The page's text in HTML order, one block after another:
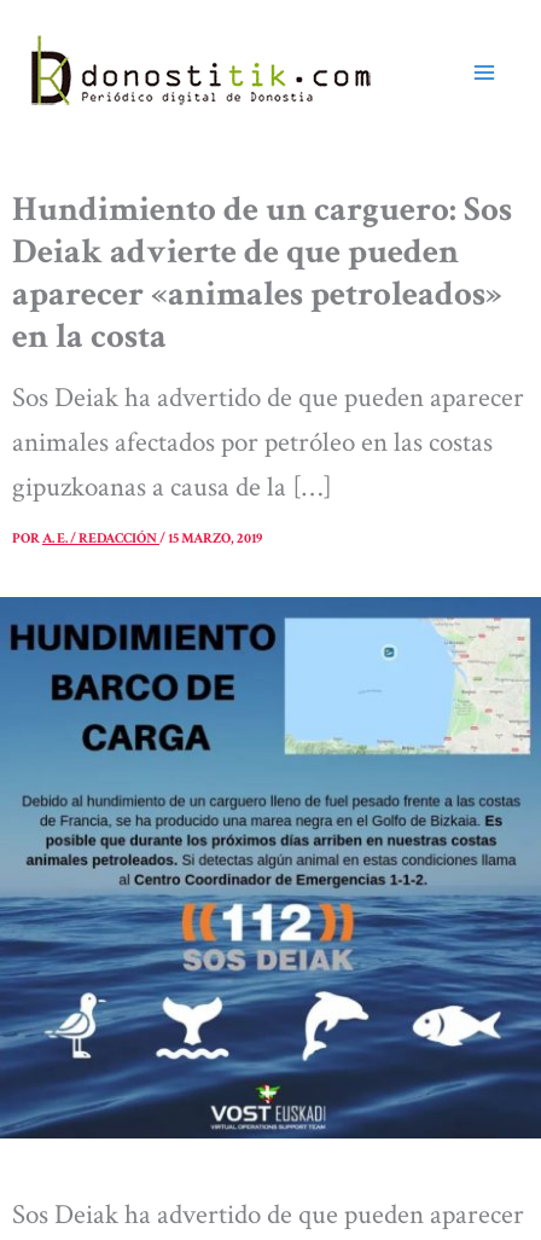
contenido
Hundimiento de un carguero: Sos
Deiak advierte de que pueden
aparecer «animales petroleados»
en la costa
Sos Deiak ha advertido de que pueden aparecer
animales afectados por petróleo en las costas
gipuzkoanas a causa de la […]
PORA. E. / REDACCIÓN/15 MARZO, 2019
Sos Deiak ha advertido de que pueden aparecer